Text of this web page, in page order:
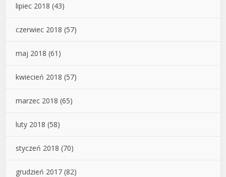
lipiec 2018 (43)
czerwiec 2018 (57)
maj 2018 (61)
kwiecień 2018 (57)
marzec 2018 (65)
luty 2018 (58)
styczeń 2018 (70)
grudzień 2017 (82)